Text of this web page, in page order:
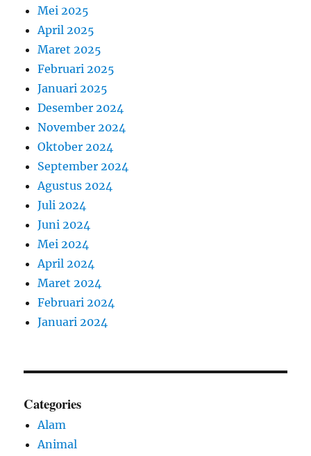
Mei 2025
April 2025
Maret 2025
Februari 2025
Januari 2025
Desember 2024
November 2024
Oktober 2024
September 2024
Agustus 2024
Juli 2024
Juni 2024
Mei 2024
April 2024
Maret 2024
Februari 2024
Januari 2024
Categories
Alam
Animal